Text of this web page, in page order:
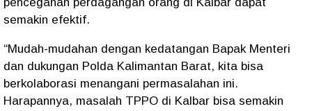
semakin efektif.
“Mudah-mudahan dengan kedatangan Bapak Menteri
dan dukungan Polda Kalimantan Barat, kita bisa
berkolaborasi menangani permasalahan ini.
Harapannya, masalah TPPO di Kalbar bisa semakin